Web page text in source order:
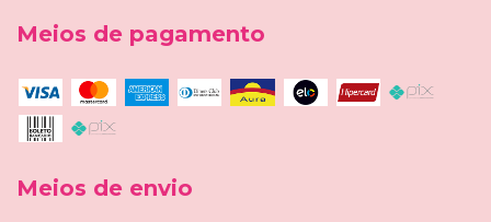
Meios de pagamento
Meios de envio